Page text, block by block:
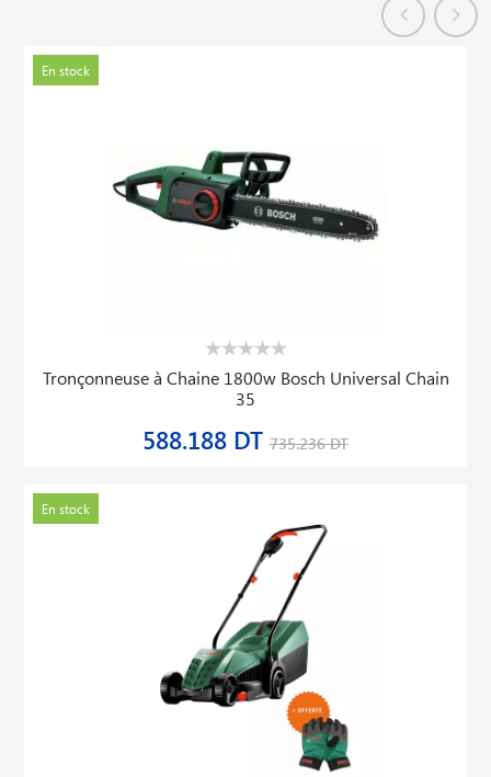
En stock
Tronçonneuse à Chaine 1800w Bosch Universal Chain
35
588.188 DT 735.236 DT
En stock